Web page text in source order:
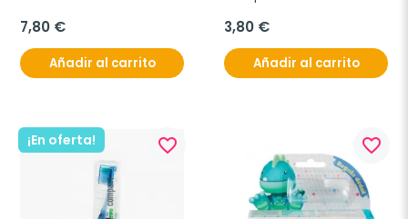
7,80 €
Añadir al carrito
3,80 €
Añadir al carrito
¡En oferta! favorite_border favorite_border